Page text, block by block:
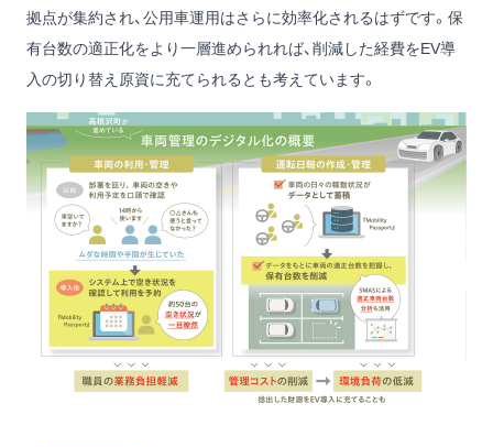
拠点が集約され、公用車運用はさらに効率化されるはずです。保
有台数の適正化をより一層進められれば、削減した経費をEV導
入の切り替え原資に充てられるとも考えています。